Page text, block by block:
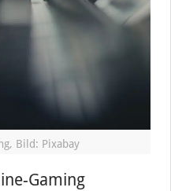
Bild: Pixabay
Gaming